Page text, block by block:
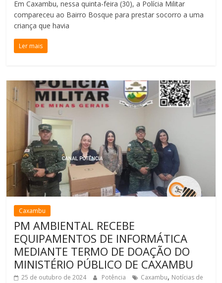
Em Caxambu, nessa quinta-feira (30), a Polícia Militar
compareceu ao Bairro Bosque para prestar socorro a uma
criança que havia
Ler mais
Caxambu
PM AMBIENTAL RECEBE
EQUIPAMENTOS DE INFORMÁTICA
MEDIANTE TERMO DE DOAÇÃO DO
MINISTÉRIO PÚBLICO DE CAXAMBU
25 de outubro de 2024 Potência Caxambu, Notícias de